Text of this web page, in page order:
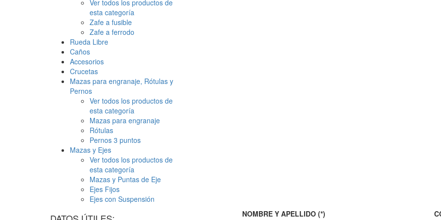
Ver todos los productos de
esta categoría
Zafe a fusible
Zafe a ferrodo
Rueda Libre
Caños
Accesorios
Crucetas
Mazas para engranaje, Rótulas y
Pernos
Ver todos los productos de
esta categoría
Mazas para engranaje
Rótulas
Pernos 3 puntos
Mazas y Ejes
Ver todos los productos de
esta categoría
Mazas y Puntas de Eje
Ejes Fijos
Ejes con Suspensión
NOMBRE Y APELLIDO (*)